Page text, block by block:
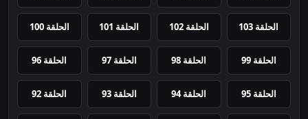
الحلقة 103 الحلقة 102 الحلقة 101 الحلقة 100
الحلقة 99 الحلقة 98 الحلقة 97 الحلقة 96
الحلقة 95 الحلقة 94 الحلقة 93 الحلقة 92